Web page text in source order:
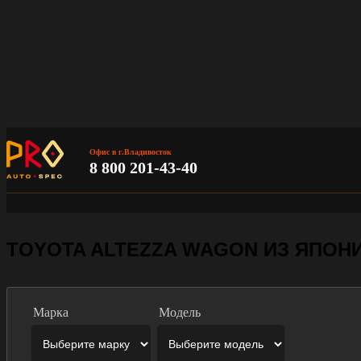
Офис в г.Владивосток
8 800 201-43-40
TOYOTA ALTEZZA WAGON ИЗ
Марка Модель